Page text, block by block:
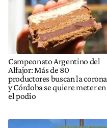
Campeonato Argentino del
Alfajor: Más de 80
productores buscan la corona
y Córdoba se quiere meter en
el podio